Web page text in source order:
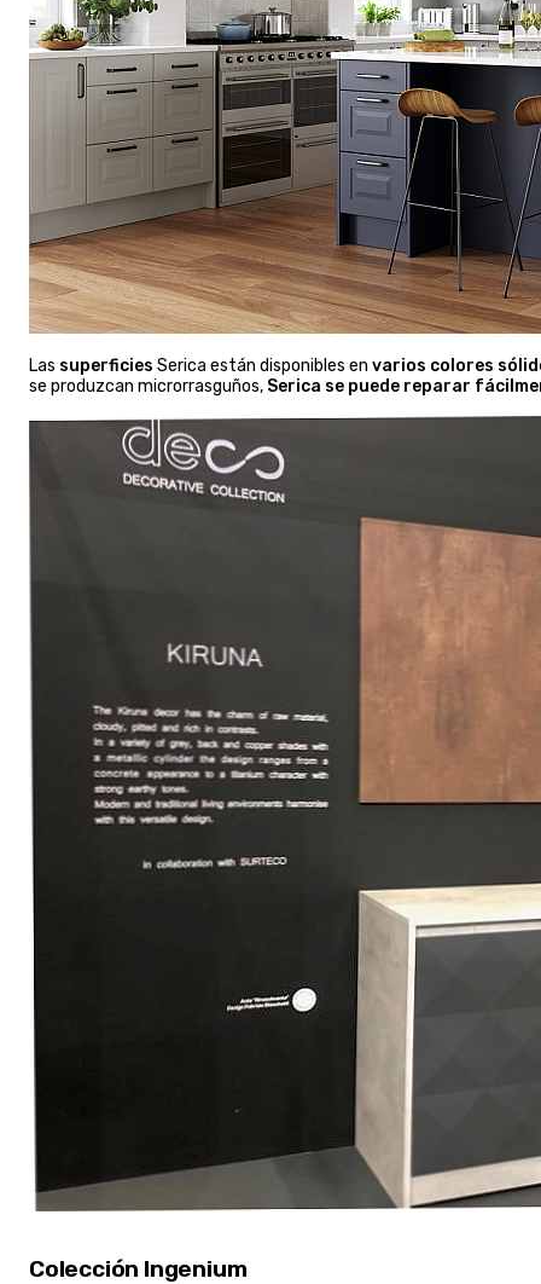
Las superficies Serica están disponibles en varios colores
se produzcan microrrasguños, Serica se puede reparar
Colección Ingenium